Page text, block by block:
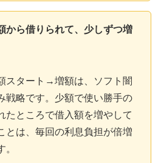
から借りられて、少しずつ増
スタート→増額は、ソフト闇
戦略です。少額で使い勝手の
たところで借入額を増やして
とは、毎回の利息負担が倍増